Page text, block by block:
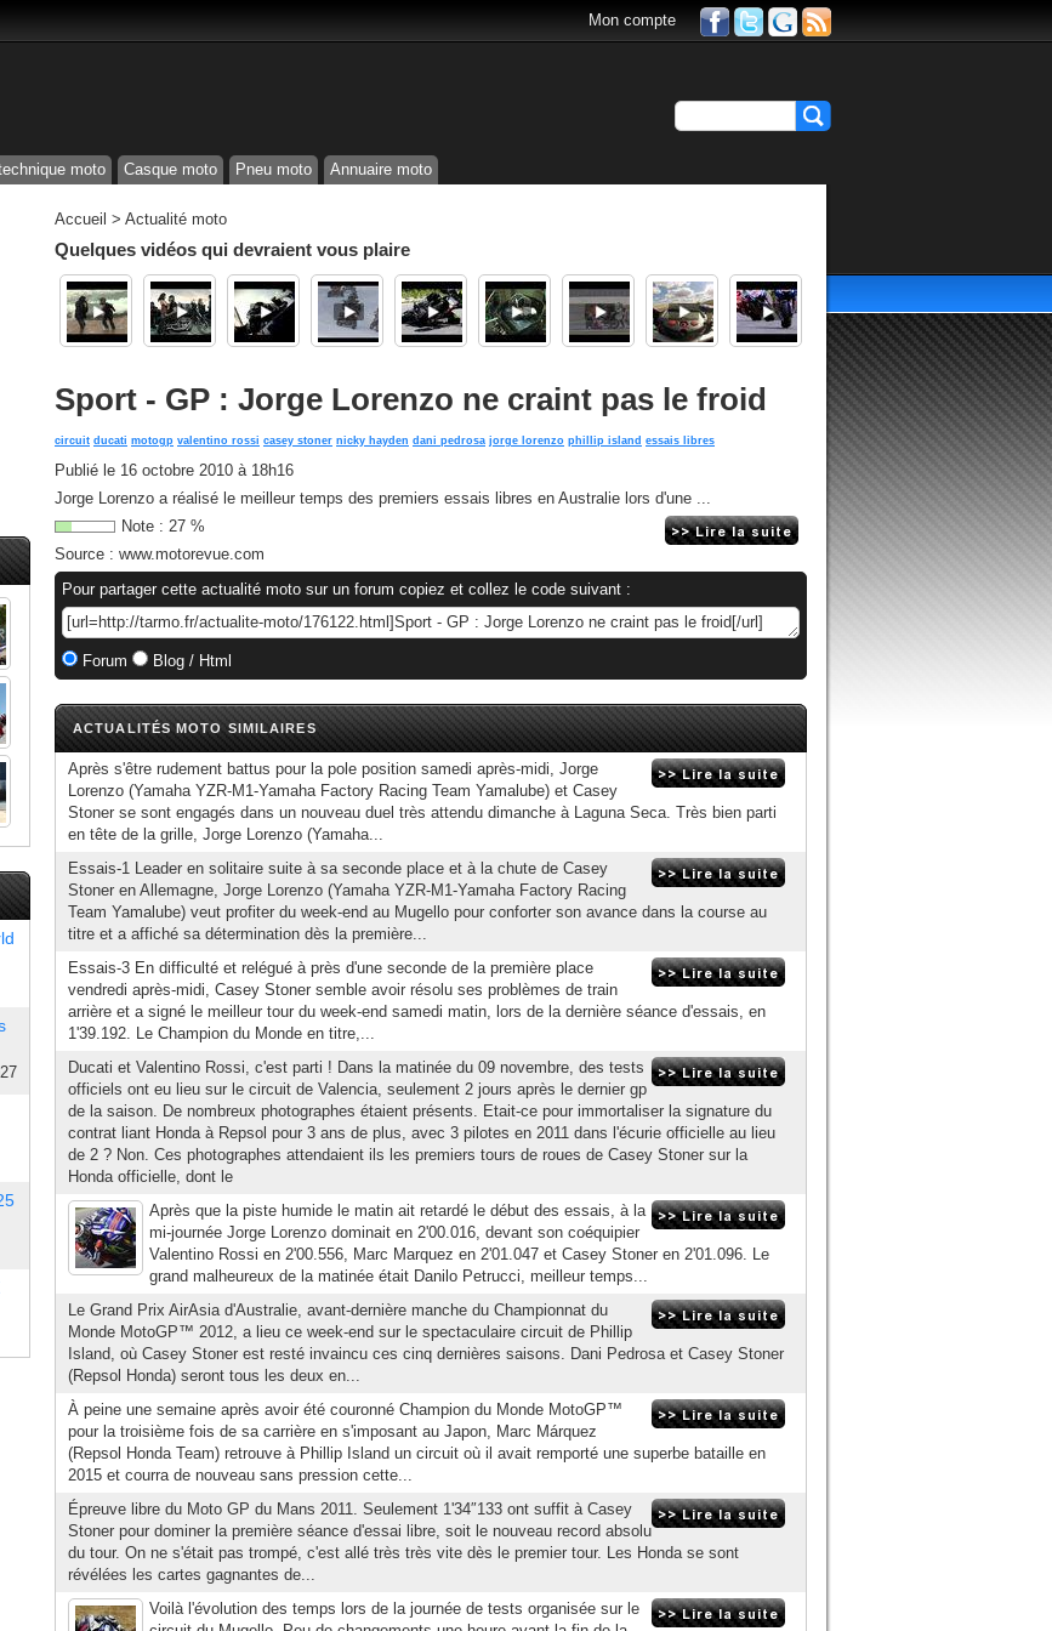
Mon compte
moto Casque moto Pneu moto Annuaire moto
Accueil > Actualité moto
Quelques vidéos qui devraient vous plaire
Sport - GP : Jorge Lorenzo ne craint pas le froid
circuit ducati motogp valentino rossi casey stoner nicky hayden dani pedrosa jorge lorenzo phillip island essais libres
Publié le 16 octobre 2010 à 18h16
Jorge Lorenzo a réalisé le meilleur temps des premiers essais libres en Australie lors d'une ...
Note : 27 %
Source : www.motorevue.com
Pour partager cette actualité moto sur un forum copiez et collez le code suivant :
Forum Blog / Html
ACTUALITÉS MOTO SIMILAIRES
Après s'être rudement battus pour la pole position samedi après-midi, Jorge
Lorenzo (Yamaha YZR-M1-Yamaha Factory Racing Team Yamalube) et Casey
Stoner se sont engagés dans un nouveau duel très attendu dimanche à Laguna Seca. Très bien parti
en tête de la grille, Jorge Lorenzo (Yamaha...
Essais-1 Leader en solitaire suite à sa seconde place et à la chute de Casey
Stoner en Allemagne, Jorge Lorenzo (Yamaha YZR-M1-Yamaha Factory Racing
Team Yamalube) veut profiter du week-end au Mugello pour conforter son avance dans la course au
titre et a affiché sa détermination dès la première...
Essais-3 En difficulté et relégué à près d'une seconde de la première place
vendredi après-midi, Casey Stoner semble avoir résolu ses problèmes de train
arrière et a signé le meilleur tour du week-end samedi matin, lors de la dernière séance d'essais, en
1'39.192. Le Champion du Monde en titre,...
Ducati et Valentino Rossi, c'est parti ! Dans la matinée du 09 novembre, des tests
officiels ont eu lieu sur le circuit de Valencia, seulement 2 jours après le dernier gp
de la saison. De nombreux photographes étaient présents. Etait-ce pour immortaliser la signature du
contrat liant Honda à Repsol pour 3 ans de plus, avec 3 pilotes en 2011 dans l'écurie officielle au lieu
de 2 ? Non. Ces photographes attendaient ils les premiers tours de roues de Casey Stoner sur la
Honda officielle, dont le
Après que la piste humide le matin ait retardé le début des essais, à la
mi-journée Jorge Lorenzo dominait en 2'00.016, devant son coéquipier
Valentino Rossi en 2'00.556, Marc Marquez en 2'01.047 et Casey Stoner en 2'01.096. Le
grand malheureux de la matinée était Danilo Petrucci, meilleur temps...
Le Grand Prix AirAsia d'Australie, avant-dernière manche du Championnat du
Monde MotoGP™ 2012, a lieu ce week-end sur le spectaculaire circuit de Phillip
Island, où Casey Stoner est resté invaincu ces cinq dernières saisons. Dani Pedrosa et Casey Stoner
(Repsol Honda) seront tous les deux en...
À peine une semaine après avoir été couronné Champion du Monde MotoGP™
pour la troisième fois de sa carrière en s'imposant au Japon, Marc Márquez
(Repsol Honda Team) retrouve à Phillip Island un circuit où il avait remporté une superbe bataille en
2015 et courra de nouveau sans pression cette...
Épreuve libre du Moto GP du Mans 2011. Seulement 1'34″133 ont suffit à Casey
Stoner pour dominer la première séance d'essai libre, soit le nouveau record absolu
du tour. On ne s'était pas trompé, c'est allé très très vite dès le premier tour. Les Honda se sont
révélées les cartes gagnantes de...
Voilà l'évolution des temps lors de la journée de tests organisée sur le